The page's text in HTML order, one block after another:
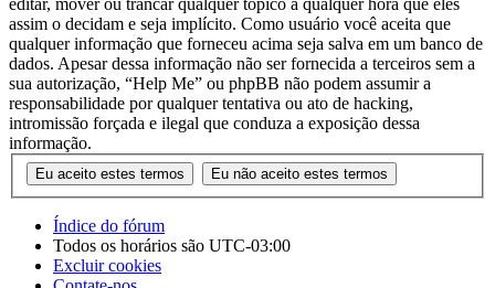
editar, mover ou trancar qualquer tópico a qualquer hora que eles
assim o decidam e seja implícito. Como usuário você aceita que
qualquer informação que forneceu acima seja salva em um banco de
dados. Apesar dessa informação não ser fornecida a terceiros sem a
sua autorização, “Help Me” ou phpBB não podem assumir a
responsabilidade por qualquer tentativa ou ato de hacking,
intromissão forçada e ilegal que conduza a exposição dessa
informação.
Índice do fórum
Todos os horários são UTC-03:00
Excluir cookies